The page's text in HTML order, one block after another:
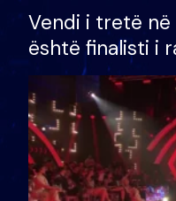
Vendi i tretë në
është finalisti i